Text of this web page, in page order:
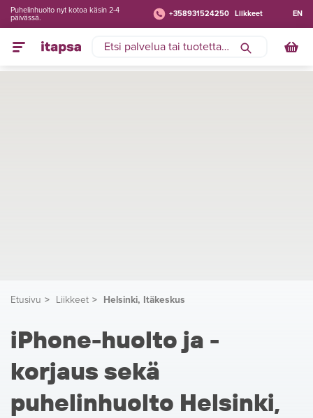
+358931524250 Liikkeet
Puhelinhuolto nyt kotoa käsin 2-4
päivässä.
EN
Etusivu Liikkeet Helsinki, Itäkeskus
iPhone-huolto ja -
korjaus sekä
puhelinhuolto Helsinki,